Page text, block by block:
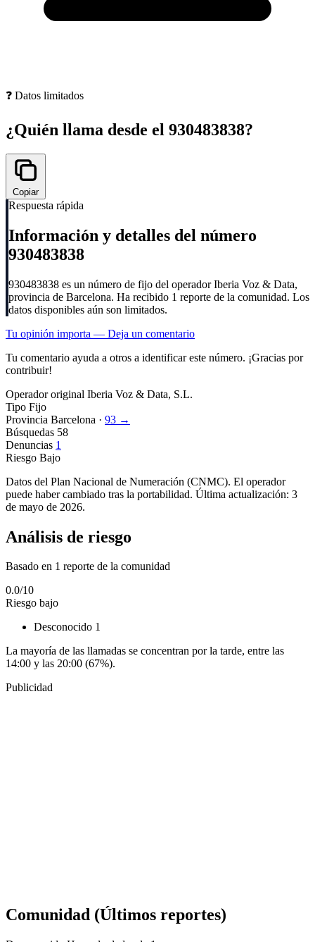
❓ Datos limitados
¿Quién llama desde el 930483838?
Copiar
Respuesta rápida
Información y detalles del número
930483838
930483838 es un número de fijo del operador Iberia Voz & Data,
provincia de Barcelona. Ha recibido 1 reporte de la comunidad. Los
datos disponibles aún son limitados.
Tu opinión importa — Deja un comentario
Tu comentario ayuda a otros a identificar este número. ¡Gracias por
contribuir!
Operador original Iberia Voz & Data, S.L.
Tipo Fijo
Provincia Barcelona · 93 →
Búsquedas 58
Denuncias 1
Riesgo Bajo
Datos del Plan Nacional de Numeración (CNMC). El operador
puede haber cambiado tras la portabilidad. Última actualización: 3
de mayo de 2026.
Análisis de riesgo
Basado en 1 reporte de la comunidad
0.0/10
Riesgo bajo
Desconocido 1
La mayoría de las llamadas se concentran por la tarde, entre las
14:00 y las 20:00 (67%).
Publicidad
Comunidad (Últimos reportes)